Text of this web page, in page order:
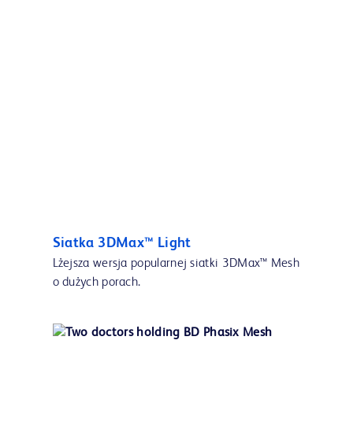
Siatka 3DMax™ Light
Lżejsza wersja popularnej siatki 3DMax™ Mesh
o dużych porach.